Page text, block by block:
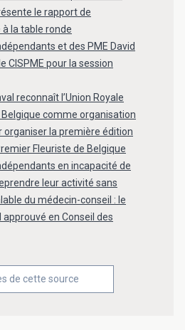
le rapport de
la table ronde
et des PME David
CISPME pour la session
reconnaît l’Union Royale
comme organisation
la première édition
Fleuriste de Belgique
en incapacité de
leur activité sans
du médecin-conseil : le
en Conseil des
de cette source